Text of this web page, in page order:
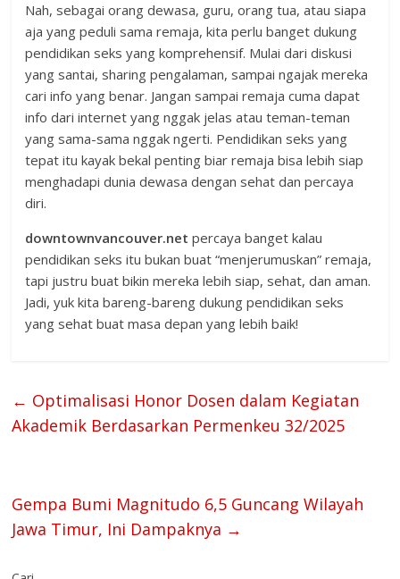
Nah, sebagai orang dewasa, guru, orang tua, atau siapa
aja yang peduli sama remaja, kita perlu banget dukung
pendidikan seks yang komprehensif. Mulai dari diskusi
yang santai, sharing pengalaman, sampai ngajak mereka
cari info yang benar. Jangan sampai remaja cuma dapat
info dari internet yang nggak jelas atau teman-teman
yang sama-sama nggak ngerti. Pendidikan seks yang
tepat itu kayak bekal penting biar remaja bisa lebih siap
menghadapi dunia dewasa dengan sehat dan percaya
diri.
downtownvancouver.net percaya banget kalau
pendidikan seks itu bukan buat “menjerumuskan” remaja,
tapi justru buat bikin mereka lebih siap, sehat, dan aman.
Jadi, yuk kita bareng-bareng dukung pendidikan seks
yang sehat buat masa depan yang lebih baik!
← Optimalisasi Honor Dosen dalam Kegiatan
Akademik Berdasarkan Permenkeu 32/2025
Gempa Bumi Magnitudo 6,5 Guncang Wilayah
Jawa Timur, Ini Dampaknya →